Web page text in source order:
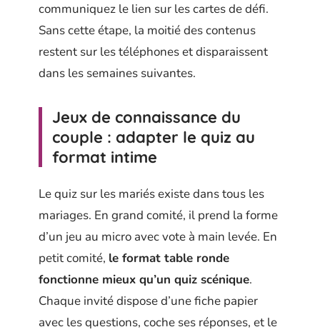
communiquez le lien sur les cartes de défi.
Sans cette étape, la moitié des contenus
restent sur les téléphones et disparaissent
dans les semaines suivantes.
Jeux de connaissance du
couple : adapter le quiz au
format intime
Le quiz sur les mariés existe dans tous les
mariages. En grand comité, il prend la forme
d’un jeu au micro avec vote à main levée. En
petit comité, le format table ronde
fonctionne mieux qu’un quiz scénique.
Chaque invité dispose d’une fiche papier
avec les questions, coche ses réponses, et le